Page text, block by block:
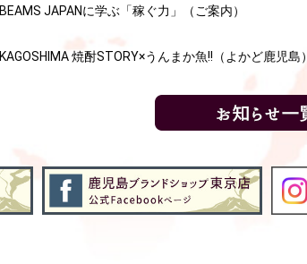
BEAMS JAPANに学ぶ「稼ぐ力」（ご案内）
KAGOSHIMA 焼酎STORY×うんまか魚!!（よかど鹿児島）